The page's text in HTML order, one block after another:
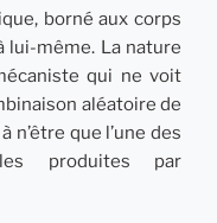
borné aux corps
lui-même. La nature
qui ne voit
aléatoire de
n’être que l’une des
produites par